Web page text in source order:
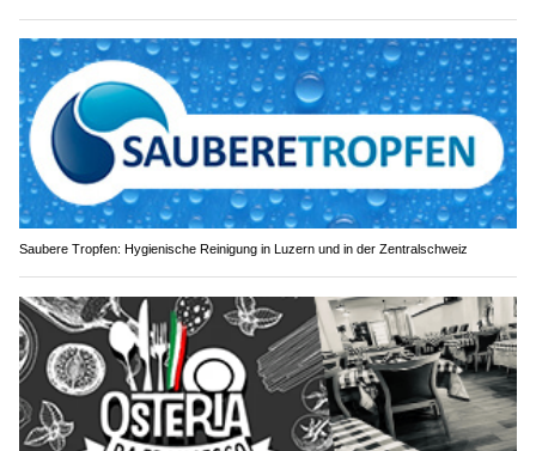
Saubere Tropfen: Hygienische Reinigung in Luzern und in der Zentralschweiz